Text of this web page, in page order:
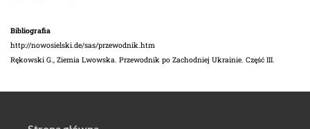
Bibliografia
http://nowosielski.de/sas/przewodnik.htm
Rękowski G., Ziemia Lwowska. Przewodnik po Zachodniej Ukrainie. Część III.